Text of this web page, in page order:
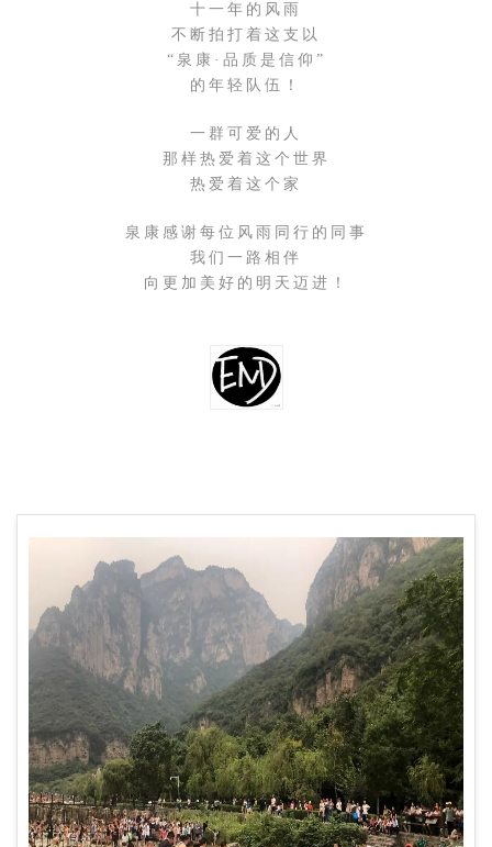
十一年的风雨
不断拍打着这支以
“泉康·品质是信仰”
的年轻队伍！
一群可爱的人
那样热爱着这个世界
热爱着这个家
泉康感谢每位风雨同行的同事
我们一路相伴
向更加美好的明天迈进！